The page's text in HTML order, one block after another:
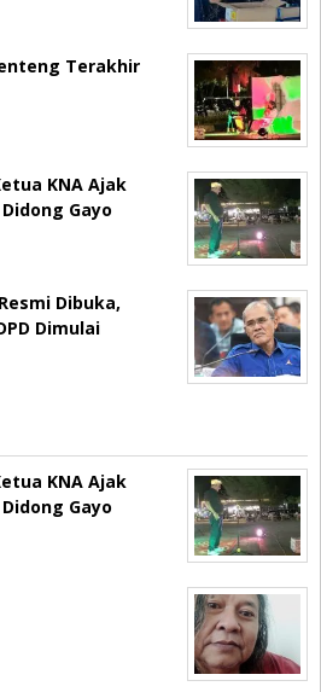
Terakhir
KNA Ajak
Gayo
Dibuka,
Dimulai
KNA Ajak
Gayo